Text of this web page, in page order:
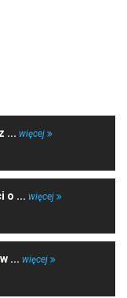
... więcej
o ... więcej
... więcej